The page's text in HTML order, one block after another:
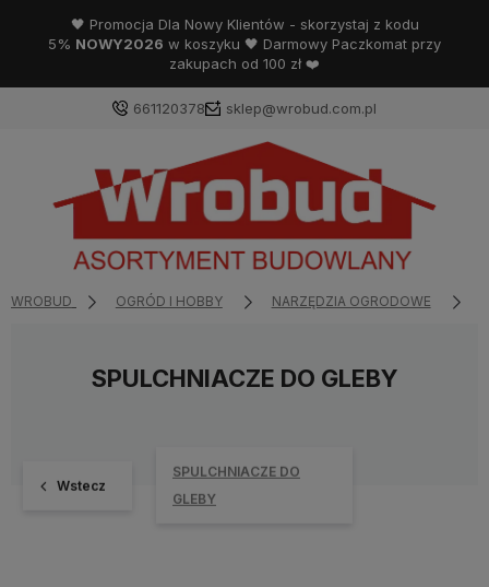
🖤 Promocja Dla Nowy Klientów - skorzystaj z kodu
5% NOWY2026 w koszyku 🖤 Darmowy Paczkomat przy
zakupach od 100 zł ❤️
661120378 sklep@wrobud.com.pl
WROBUD OGRÓD I HOBBY NARZĘDZIA OGRODOWE
SPULCHNIACZE DO GLEBY
Wstecz
SPULCHNIACZE DO
GLEBY